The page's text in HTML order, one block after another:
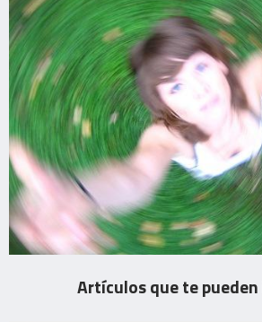
Artículos que te